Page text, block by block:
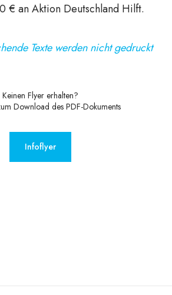
€ an Aktion Deutschland Hilft.
Texte werden nicht gedruckt
Keinen Flyer erhalten?
Download des PDF-Dokuments
Infoflyer